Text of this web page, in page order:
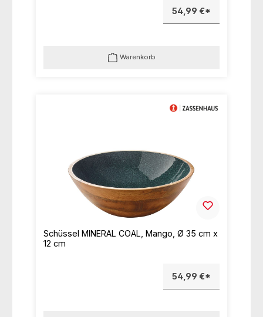
54,99 €*
Warenkorb
Schüssel MINERAL COAL, Mango, Ø 35 cm x
12 cm
54,99 €*